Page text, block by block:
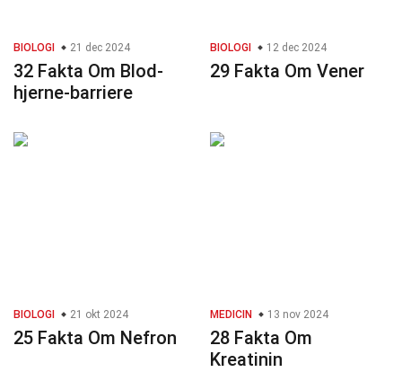
BIOLOGI 21 dec 2024
32 Fakta Om Blod-
hjerne-barriere
BIOLOGI 12 dec 2024
29 Fakta Om Vener
BIOLOGI 21 okt 2024
25 Fakta Om Nefron
MEDICIN 13 nov 2024
28 Fakta Om
Kreatinin